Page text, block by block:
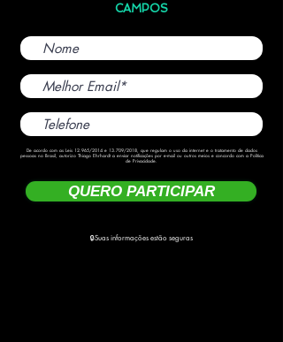
CAMPOS
De acordo com as Leis 12.965/2014 e 13.709/2018, que regulam o uso da internet e o tratamento de dados
pessoas no Brasil, autorizo Thiago Ehrhardt a enviar notificações por e-mail ou outros meios e concordo com a Política
de Privacidade.
QUERO PARTICIPAR
🔒Suas informações estão seguras